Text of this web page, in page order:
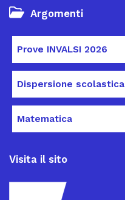
Argomenti
Prove INVALSI 2026
Dispersione scolastica
Matematica
Visita il sito